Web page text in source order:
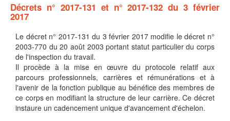
Décrets n° 2017-131 et n° 2017-132 du 3 février
2017
Le décret n° 2017-131 du 3 février 2017 modifie le décret n°
2003-770 du 20 août 2003 portant statut particulier du corps
de l'inspection du travail.
Il procède à la mise en œuvre du protocole relatif aux
parcours professionnels, carrières et rémunérations et à
l'avenir de la fonction publique au bénéfice des membres de
ce corps en modifiant la structure de leur carrière. Ce décret
instaure un cadencement unique d'avancement d'échelon.